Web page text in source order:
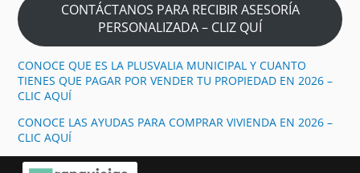
CONTÁCTANOS PARA RECIBIR ASESORÍA
PERSONALIZADA – CLIZ QUÍ
CONOCE QUE ES LA PLUSVALIA MUNICIPAL Y CUANTO
TIENES QUE PAGAR POR VENDER TU PROPIEDAD EN 2026 –
CLIC AQUÍ
CONOCE LAS AYUDAS PARA COMPRAR VIVIENDA EN 2026 –
CLIC AQUÍ